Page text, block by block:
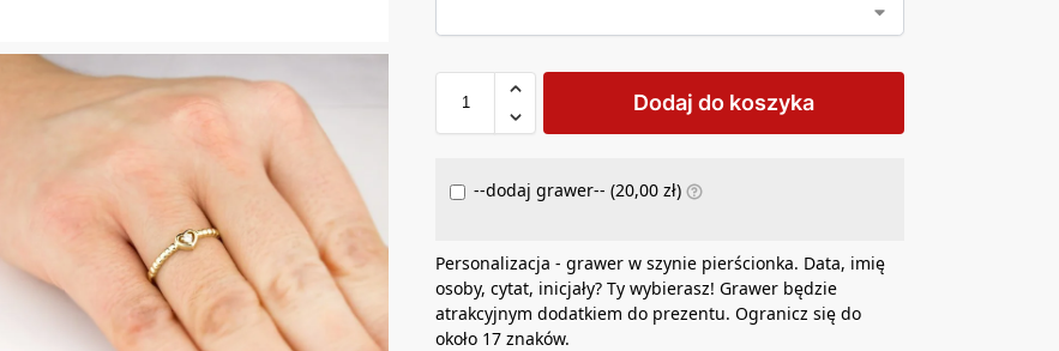
Dodaj do koszyka
--dodaj grawer-- (20,00zł)
Personalizacja - grawer w szynie pierścionka. Data, imię
osoby, cytat, inicjały? Ty wybierasz! Grawer będzie
atrakcyjnym dodatkiem do prezentu. Ogranicz się do
około 17 znaków.